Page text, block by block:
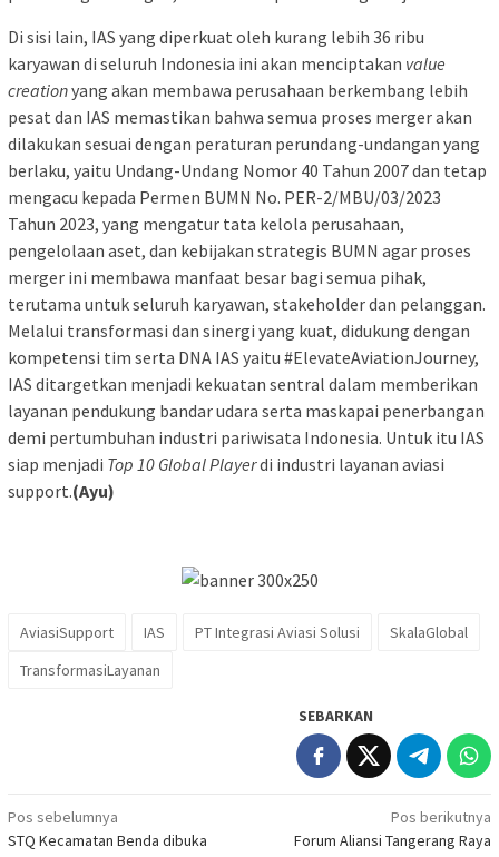
Di sisi lain, IAS yang diperkuat oleh kurang lebih 36 ribu
karyawan di seluruh Indonesia ini akan menciptakan value
creationyang akan membawa perusahaan berkembang lebih
pesat dan IAS memastikan bahwa semua proses merger akan
dilakukan sesuai dengan peraturan perundang-undangan yang
berlaku, yaitu Undang-Undang Nomor 40 Tahun 2007 dan tetap
mengacu kepada Permen BUMN No. PER-2/MBU/03/2023
Tahun 2023, yang mengatur tata kelola perusahaan,
pengelolaan aset, dan kebijakan strategis BUMN agar proses
merger ini membawa manfaat besar bagi semua pihak,
terutama untuk seluruh karyawan, stakeholder dan pelanggan.
Melalui transformasi dan sinergi yang kuat, didukung dengan
kompetensi tim serta DNA IAS yaitu #ElevateAviationJourney,
IAS ditargetkan menjadi kekuatan sentral dalam memberikan
layanan pendukung bandar udara serta maskapai penerbangan
demi pertumbuhan industri pariwisata Indonesia. Untuk itu IAS
siap menjadi Top 10 Global Playerdi industri layanan aviasi
support.(Ayu)
AviasiSupport IAS PT Integrasi Aviasi Solusi
SkalaGlobal
TransformasiLayanan
SEBARKAN
Navigasi
Pos sebelumnya
STQ Kecamatan Benda dibuka
Pos berikutnya
Forum Aliansi Tangerang Raya